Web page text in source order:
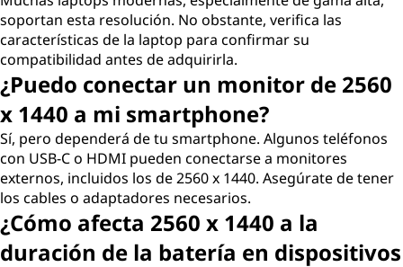
soportan esta resolución. No obstante, verifica las
características de la laptop para confirmar su
compatibilidad antes de adquirirla.
¿Puedo conectar un monitor de 2560
x 1440 a mi smartphone?
Sí, pero dependerá de tu smartphone. Algunos teléfonos
con USB-C o HDMI pueden conectarse a monitores
externos, incluidos los de 2560 x 1440. Asegúrate de tener
los cables o adaptadores necesarios.
¿Cómo afecta 2560 x 1440 a la
duración de la batería en dispositivos